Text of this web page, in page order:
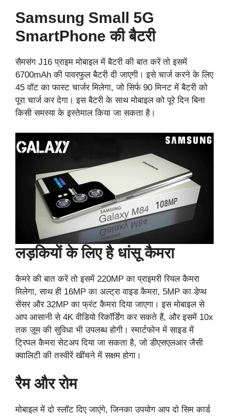
Samsung Small 5G
SmartPhone की बैटरी
सैमसंग J16 प्राइम मोबाइल में बैटरी की बात करें तो इसमें
6700mAh की पावरफुल बैटरी दी जाएगी। इसे चार्ज करने के लिए
45 वॉट का फास्ट चार्जर मिलेगा, जो सिर्फ 90 मिनट में बैटरी को
पूरा चार्ज कर देगा। इस बैटरी के साथ मोबाइल को पूरे दिन बिना
किसी समस्या के इस्तेमाल किया जा सकता है।
लड़कियों के लिए है धांसू कैमरा
कैमरे की बात करें तो इसमें 220MP का प्राइमरी रियल कैमरा
मिलेगा, साथ ही 16MP का अल्ट्रा वाइड कैमरा, 5MP का डेप्थ
सेंसर और 32MP का फ्रंट कैमरा दिया जाएगा। इस मोबाइल से
आप आसानी से 4K वीडियो रिकॉर्डिंग कर सकते हैं, और इसमें 10x
तक ज़ूम की सुविधा भी उपलब्ध होगी। स्मार्टफोन में साइड में
ट्रिपल कैमरा सेटअप दिया जा सकता है, जो डीएसएलआर जैसी
क्वालिटी की तस्वीरें खींचने में सक्षम होगा।
रैम और रोम
मोबाइल में दो स्लॉट दिए जाएंगे, जिनका उपयोग आप दो सिम कार्ड